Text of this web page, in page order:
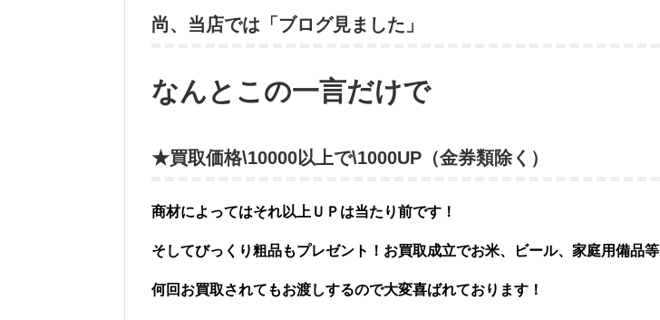
尚、当店では「ブログ見ました」
なんとこの一言だけで
★買取価格\10000以上で\1000UP（金券類除く）
商材によってはそれ以上ＵＰは当たり前です！
そしてびっくり粗品もプレゼント！お買取成立でお米、ビール、家庭用備品等
何回お買取されてもお渡しするので大変喜ばれております！